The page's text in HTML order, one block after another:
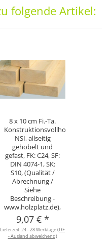
folgende Artikel:
8 x 10 cm Fi.-Ta.
Konstruktionsvollholz
NSI, allseitig
gehobelt und
gefast, FK: C24, SF:
DIN 4074-1, SK:
S10, (Qualität /
Abrechnung /
Siehe
Beschreibung -
www.holzplatz.de),
9,07 € *
Lieferzeit:24 - 28 Werktage(DE
- Ausland abweichend)